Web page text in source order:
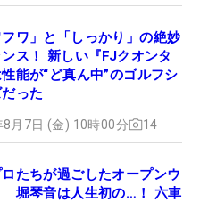
フワ」と「しっかり」の絶妙
ス！ 新しい『FJクオンタ
能が“ど真ん中”のゴルフシ
った
8月7日 (金) 10時00分 14
たちが過ごしたオープンウ
堀琴音は人生初の…！ 六車